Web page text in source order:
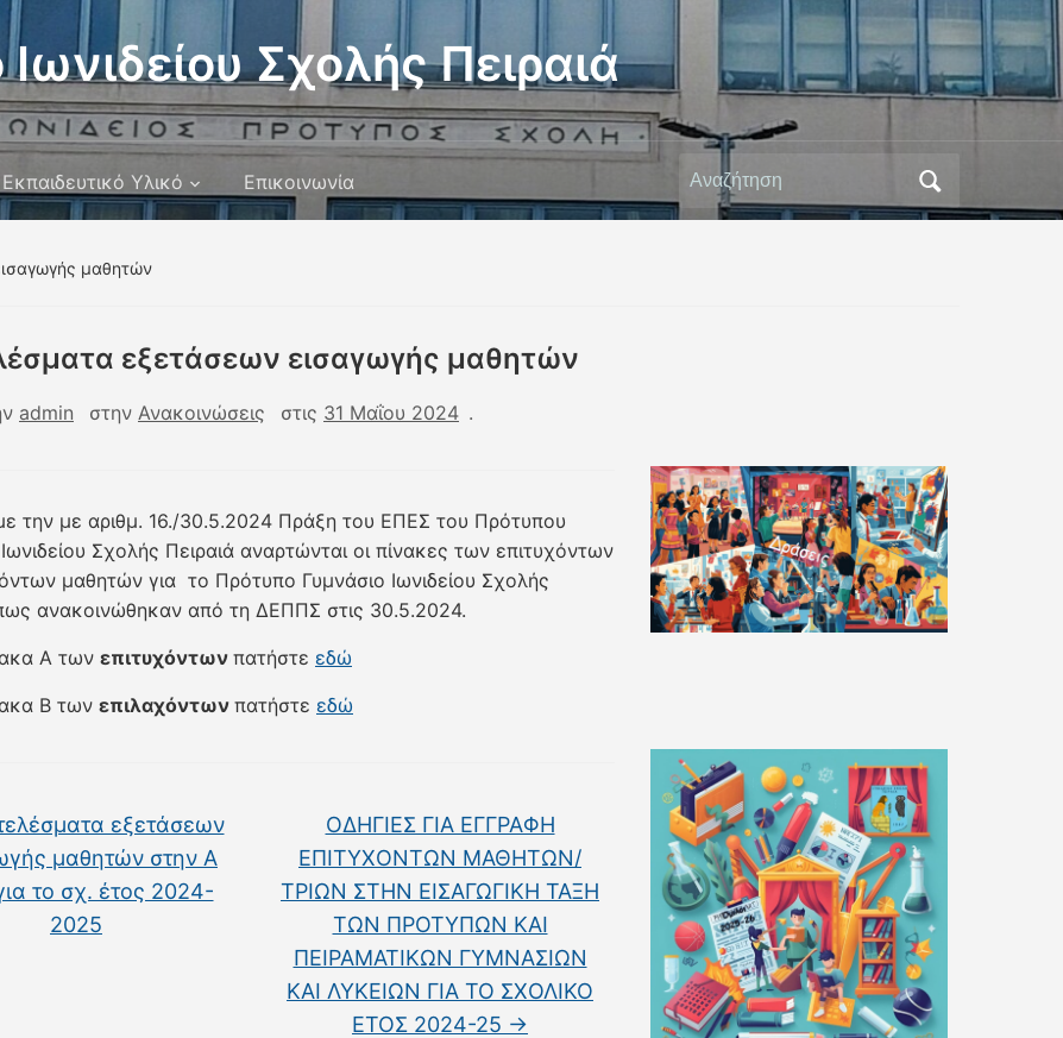
Σχολής Πειραιά
Εκπαιδευτικό Υλικό Επικοινωνία
Αναζήτηση
για:
μαθητών
εξετάσεων εισαγωγής μαθητών
admin στην Ανακοινώσεις στις 31 Μαΐου 2024 .
την με αριθμ. 16./30.5.2024 Πράξη του ΕΠΕΣ του Πρότυπου
Σχολής Πειραιά αναρτώνται οι πίνακες των επιτυχόντων
μαθητών για το Πρότυπο Γυμνάσιο Ιωνιδείου Σχολής
ανακοινώθηκαν από τη ΔΕΠΠΣ στις 30.5.2024.
Α των επιτυχόντων πατήστε εδώ
Β των επιλαχόντων πατήστε εδώ
εξετάσεων
μαθητών στην Α
το σχ. έτος 2024-
2025
ΟΔΗΓΙΕΣ ΓΙΑ ΕΓΓΡΑΦΗ
ΕΠΙΤΥΧΟΝΤΩΝ ΜΑΘΗΤΩΝ/
ΤΡΙΩΝ ΣΤΗΝ ΕΙΣΑΓΩΓΙΚΗ ΤΑΞΗ
ΤΩΝ ΠΡΟΤΥΠΩΝ ΚΑΙ
ΠΕΙΡΑΜΑΤΙΚΩΝ ΓΥΜΝΑΣΙΩΝ
ΚΑΙ ΛΥΚΕΙΩΝ ΓΙΑ ΤΟ ΣΧΟΛΙΚΟ
ΕΤΟΣ 2024-25 →